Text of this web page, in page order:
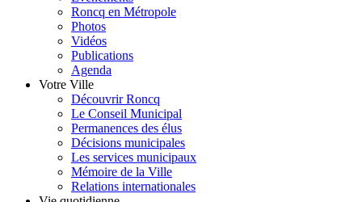
Roncq en Métropole
Photos
Vidéos
Publications
Agenda
Votre Ville
Découvrir Roncq
Le Conseil Municipal
Permanences des élus
Décisions municipales
Les services municipaux
Mémoire de la Ville
Relations internationales